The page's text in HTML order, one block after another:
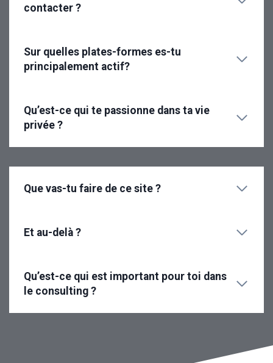
contacter ?
Sur quelles plates-formes es-tu
principalement actif?
Qu’est-ce qui te passionne dans ta vie
privée ?
Que vas-tu faire de ce site ?
Et au-delà ?
Qu’est-ce qui est important pour toi dans
le consulting ?